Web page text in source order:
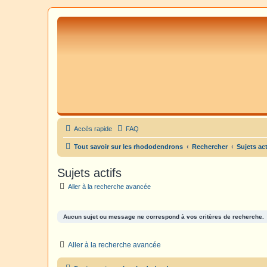
Accès rapide FAQ
Tout savoir sur les rhododendrons Rechercher Sujets
Sujets actifs
Aller à la recherche avancée
Aucun sujet ou message ne correspond à vos critères de recherche.
Aller à la recherche avancée